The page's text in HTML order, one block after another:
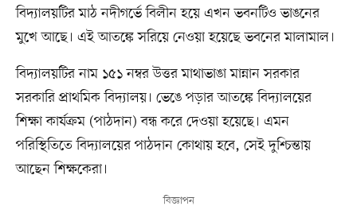
বিদ্যালয়টির মাঠ নদীগর্ভে বিলীন হয়ে এখন ভবনটিও ভাঙনের
মুখে আছে। এই আতঙ্কে সরিয়ে নেওয়া হয়েছে ভবনের মালামাল।
বিদ্যালয়টির নাম ১৫১ নম্বর উত্তর মাথাভাঙা মান্নান সরকার
সরকারি প্রাথমিক বিদ্যালয়। ভেঙে পড়ার আতঙ্কে বিদ্যালয়ের
শিক্ষা কার্যক্রম (পাঠদান) বন্ধ করে দেওয়া হয়েছে। এমন
পরিস্থিতিতে বিদ্যালয়ের পাঠদান কোথায় হবে, সেই দুশ্চিন্তায়
আছেন শিক্ষকেরা।